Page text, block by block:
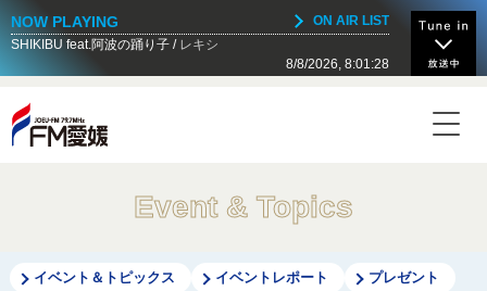
Event & Topics
イベント＆トピックス イベントレポート プレゼント
17:00 - 17:55
川島明 そもそもの話
NOW PLAYING
ON AIR LIST
SHIKIBU feat.阿波の踊り子
レキシ
8/8/2026, 8:01:28